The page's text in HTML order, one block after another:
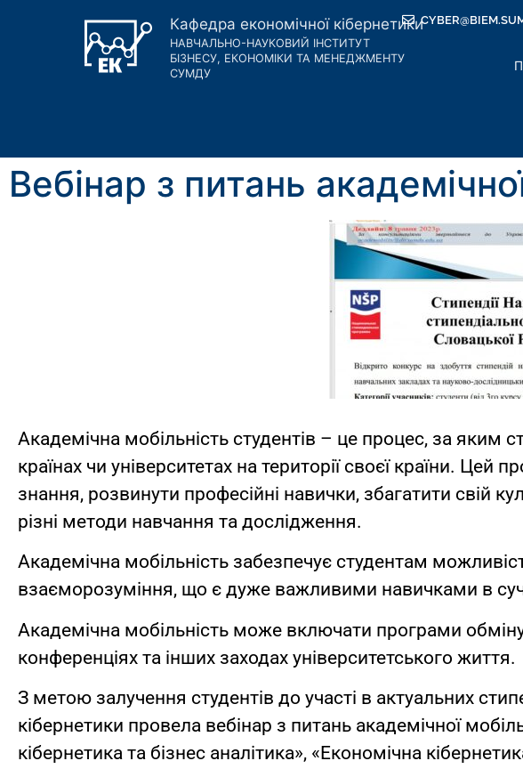
Кафедра економічної кібернетики
НАВЧАЛЬНО-НАУКОВИЙ ІНСТИТУТ
БІЗНЕСУ, ЕКОНОМІКИ ТА МЕНЕДЖМЕНТУ
СУМДУ
Вебінар з питань
Академічна мобільність студентів – це процес, за яким
країнах чи університетах на території своєї країни.
знання, розвинути професійні навички, збагатити свій
різні методи навчання та дослідження.
Академічна мобільність забезпечує студентам
взаєморозуміння, що є дуже важливими навичками в
Академічна мобільність може включати програми
конференціях та інших заходах університетського життя.
З метою залучення студентів до участі в актуальних
кібернетики провела вебінар з питань академічної
кібернетика та бізнес аналітика», «Економічна